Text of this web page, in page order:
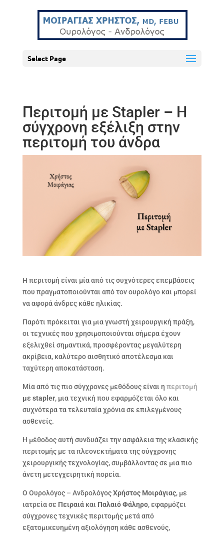
Select Page
Περιτομή με Stapler – Η
σύγχρονη εξέλιξη στην
περιτομή του άνδρα
Η περιτομή είναι μία από τις συχνότερες επεμβάσεις
που πραγματοποιούνται από τον ουρολόγο και μπορεί
να αφορά άνδρες κάθε ηλικίας.
Παρότι πρόκειται για μια γνωστή χειρουργική πράξη,
οι τεχνικές που χρησιμοποιούνται σήμερα έχουν
εξελιχθεί σημαντικά, προσφέροντας μεγαλύτερη
ακρίβεια, καλύτερο αισθητικό αποτέλεσμα και
ταχύτερη αποκατάσταση.
Μία από τις πιο σύγχρονες μεθόδους είναι η περιτομή
με stapler, μια τεχνική που εφαρμόζεται όλο και
συχνότερα τα τελευταία χρόνια σε επιλεγμένους
ασθενείς.
Η μέθοδος αυτή συνδυάζει την ασφάλεια της κλασικής
περιτομής με τα πλεονεκτήματα της σύγχρονης
χειρουργικής τεχνολογίας, συμβάλλοντας σε μια πιο
άνετη μετεγχειρητική πορεία.
Ο Ουρολόγος – ΑνδρολόγοςΧρήστος Μοιράγιας, με
ιατρεία σε Πειραιάκαι Παλαιό Φάληρο, εφαρμόζει
σύγχρονες τεχνικές περιτομής μετά από
εξατομικευημένη αξιολόγηση κάθε ασθενούς,